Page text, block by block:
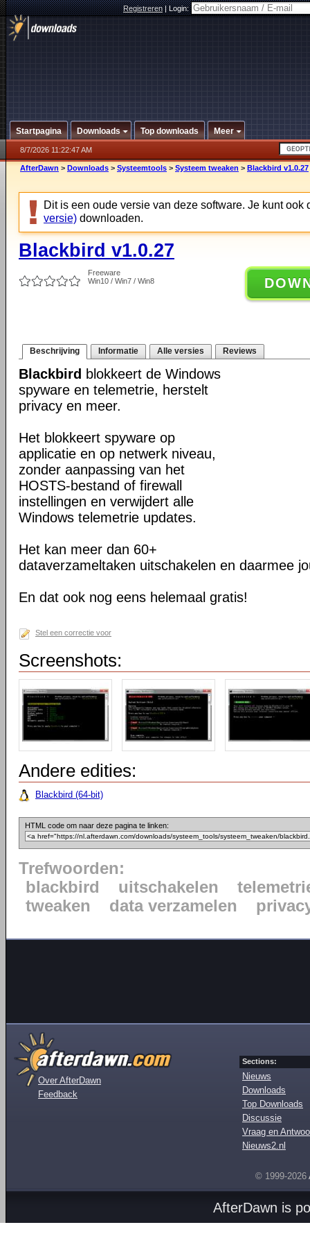
Registreren|Login:
Startpagina Downloads Top downloads Meer
8/7/2026 11:22:47 AM
AfterDawn > Downloads > Systeemtools > Systeem tweaken > Blackbird v1.0.27
Dit is een oude versie van deze software. Je kunt ook
versie) downloaden.
Blackbird v1.0.27
Freeware
Win10 / Win7 / Win8
Beschrijving Informatie Alle versies Reviews
Blackbird blokkeert de Windows
spyware en telemetrie, herstelt
privacy en meer.
Het blokkeert spyware op
applicatie en op netwerk niveau,
zonder aanpassing van het
HOSTS-bestand of firewall
instellingen en verwijdert alle
Windows telemetrie updates.
Het kan meer dan 60+
dataverzameltaken uitschakelen en daarmee
En dat ook nog eens helemaal gratis!
Stel een correctie voor
Screenshots:
Andere edities:
Blackbird (64-bit)
HTML code om naar deze pagina te linken:
Trefwoorden:
blackbird
uitschakelen
tweaken
data verzamelen
Over AfterDawn
Feedback
Sections:
Nieuws
Downloads
Top Downloads
Discussie
Vraag en
Nieuws2.nl
© 1999-2026
AfterDawn is